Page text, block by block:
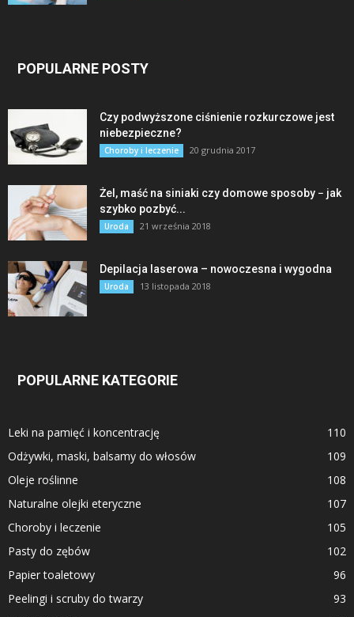
POPULARNE POSTY
Czy podwyższone ciśnienie rozkurczowe jest
niebezpieczne?
Choroby i leczenie 20 grudnia 2017
Żel, maść na siniaki czy domowe sposoby − jak
szybko pozbyć...
Uroda 21 września 2018
Depilacja laserowa – nowoczesna i wygodna
Uroda 13 listopada 2018
POPULARNE KATEGORIE
Leki na pamięć i koncentrację
110
Odżywki, maski, balsamy do włosów
109
Oleje roślinne
108
Naturalne olejki eteryczne
107
Choroby i leczenie
105
Pasty do zębów
102
Papier toaletowy
96
Peelingi i scruby do twarzy
93